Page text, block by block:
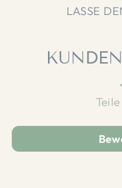
LASSE